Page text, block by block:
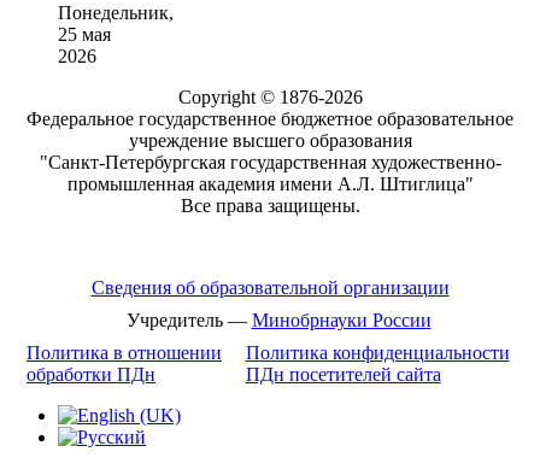
Понедельник,
25 мая
2026
Copyright © 1876-2026
Федеральное государственное бюджетное образовательное
учреждение высшего образования
"Санкт-Петербургская государственная художественно-
промышленная академия имени А.Л. Штиглица"
Все права защищены.
Сведения об образовательной организации
Учредитель — Минобрнауки России
Политика в отношении
обработки ПДн
Политика конфиденциальности
ПДн посетителей сайта